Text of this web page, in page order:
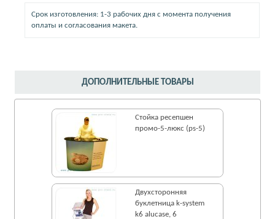
Срок изготовления: 1-3 рабочих дня с момента получения
оплаты и согласования макета.
ДОПОЛНИТЕЛЬНЫЕ ТОВАРЫ
Стойка ресепшен
промо-5-люкс (ps-5)
Двухсторонняя
буклетница k-system
k6 alucase, 6